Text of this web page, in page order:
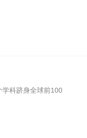
学科跻身全球前100